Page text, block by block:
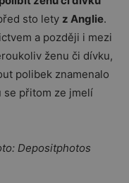
sto lety z Anglie.
a později i mezi
ženu či dívku,
polibek znamenalo
se přitom ze jmelí
Depositphotos